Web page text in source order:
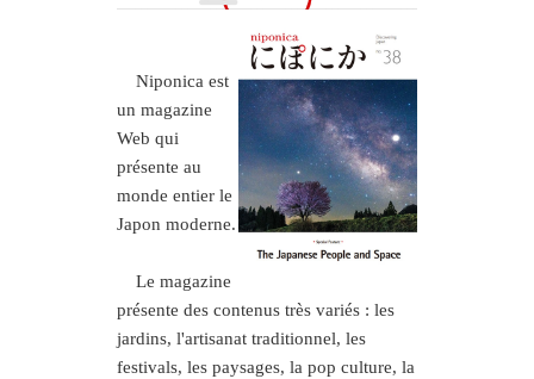
Niponica est
un magazine
Web qui
présente au
monde entier le
Japon moderne.
Le magazine
présente des contenus très variés : les
jardins, l'artisanat traditionnel, les
festivals, les paysages, la pop culture, la